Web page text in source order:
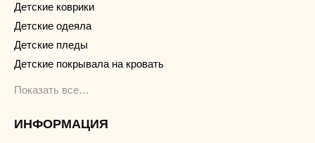
Детские коврики
Детские одеяла
Детские пледы
Детские покрывала на кровать
Показать все…
ИНФОРМАЦИЯ